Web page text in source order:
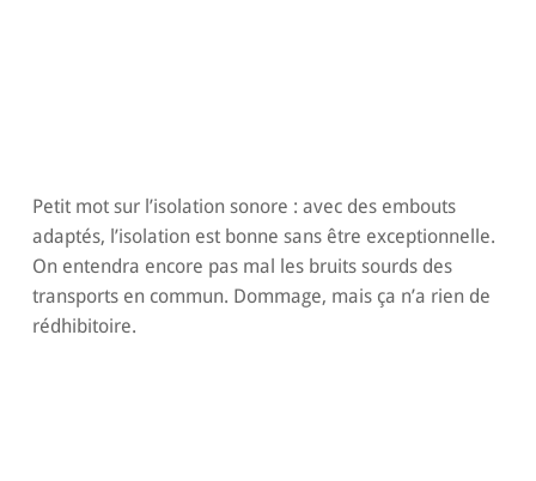
Petit mot sur l’isolation sonore : avec des embouts
adaptés, l’isolation est bonne sans être exceptionnelle.
On entendra encore pas mal les bruits sourds des
transports en commun. Dommage, mais ça n’a rien de
rédhibitoire.